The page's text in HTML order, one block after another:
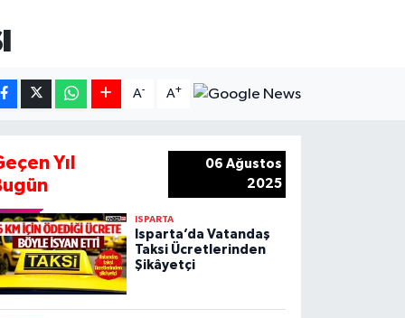
%48
A- A+
Yıl
06 Ağustos
2025
ISPARTA
Isparta’da Vatandaş
Taksi Ücretlerinden
Şikâyetçi